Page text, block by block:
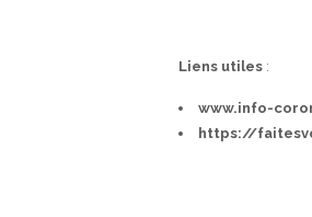
Liens utiles :
www.info-
https://